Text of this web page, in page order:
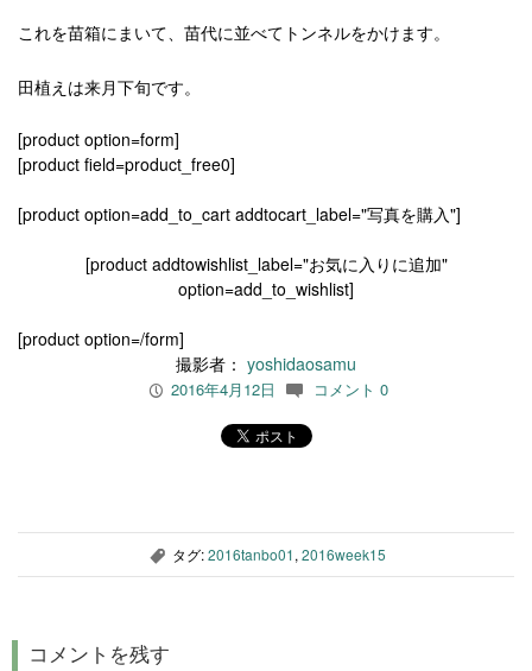
これを苗箱にまいて、苗代に並べてトンネルをかけます。
田植えは来月下旬です。
[product option=form]
[product field=product_free0]
[product option=add_to_cart addtocart_label="写真を購入"]
[product addtowishlist_label="お気に入りに追加"
option=add_to_wishlist]
[product option=/form]
撮影者： yoshidaosamu
P 2016年4月12日 c コメント 0
, タグ:2016tanbo01, 2016week15
コメントを残す